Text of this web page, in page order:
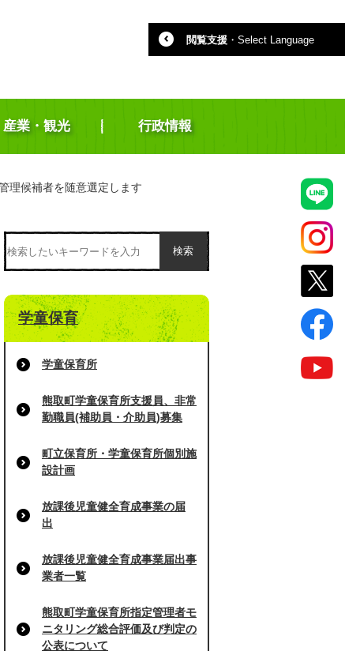
閲覧支援 ・ Select Language
産業・観光 行政情報
理候補者を随意選定します
検索
学童保育
学童保育所
熊取町学童保育所支援員、非常
勤職員(補助員・介助員)募集
町立保育所・学童保育所個別施
設計画
放課後児童健全育成事業の届
出
放課後児童健全育成事業届出事
業者一覧
熊取町学童保育所指定管理者モ
ニタリング総合評価及び判定の
公表について